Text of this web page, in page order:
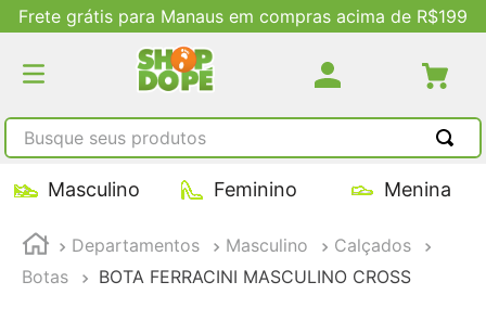
compras acima de R$199 Descontos
Busque seus produtos
Masculino Feminino Menina
Departamentos Masculino
Calçados
Botas
BOTA FERRACINI MASCULINO CROSS
TERMOS MAIS BUSCADOS
2
tenis feminino